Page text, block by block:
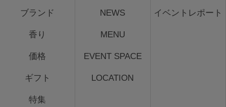
ブランド
香り
価格
ギフト
特集
NEWS
MENU
EVENT SPACE
LOCATION
イベントレポート